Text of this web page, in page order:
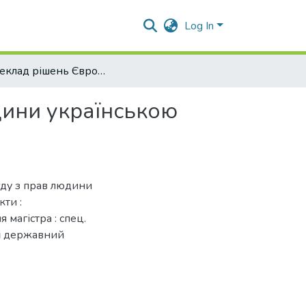
Log In
«Переклад рішень Європейського суду з прав людини українською мовою: лексичний та граматичний аспекти»
українською
з прав людини
:
магістра : спец.
державний